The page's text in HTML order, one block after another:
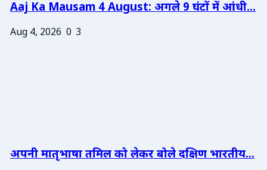
Aaj Ka Mausam 4 August: अगले 9 घंटों में आंधी...
Aug 4, 2026 0 3
अपनी मातृभाषा तमिल को लेकर बोले दक्षिण भारतीय...